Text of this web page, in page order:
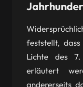
feststellt,
Lichte des 7.
erläutert
andererseits